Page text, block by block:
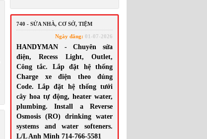
740 - SỬA NHÀ, CƠ SỞ, TIỆM
Ngày đăng: 01-07-2026
HANDYMAN - Chuyên sửa
điện, Recess Light, Outlet,
Công tắc. Lắp đặt hệ thống
Charge xe điện theo đúng
Code. Lắp đặt hệ thống tưới
cây hoa tự động, heater water,
plumbing. Install a Reverse
Osmosis (RO) drinking water
systems and water softeners.
L/L Anh Minh 714-766-5581